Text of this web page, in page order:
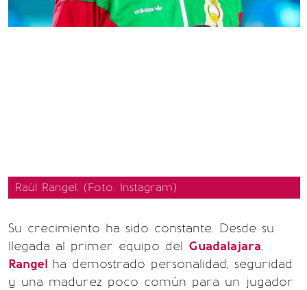
Raúl Rangel. (Foto: Instagram)
Su crecimiento ha sido constante. Desde su
llegada al primer equipo del Guadalajara,
Rangel ha demostrado personalidad, seguridad
y una madurez poco común para un jugador